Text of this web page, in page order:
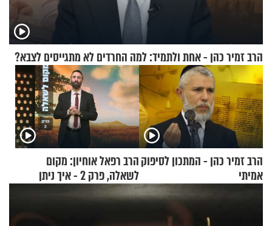
הרב זמיר כהן - אחת ולתמיד: למה החרדים לא מתגייסים לצבא?
הרב זמיר כהן - המתכון לסיפוק
אמיתי
הרב רפאל אוחיון: מקום
לשאלה, פרק 2 - איך ניתן
להוכיח שהתורה משמיים?